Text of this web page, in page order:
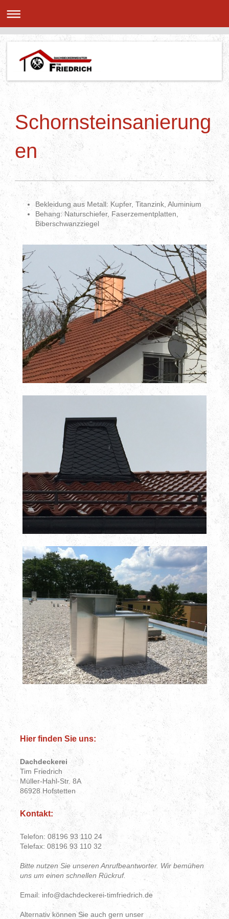
Schornsteinsanierung
en
Bekleidung aus Metall: Kupfer, Titanzink, Aluminium
Behang: Naturschiefer, Faserzementplatten,
Biberschwanzziegel
Hier finden Sie uns:
Dachdeckerei
Tim Friedrich
Müller-Hahl-Str. 8A
86928 Hofstetten
Kontakt:
Telefon: 08196 93 110 24
Telefax: 08196 93 110 32
Bitte nutzen Sie unseren Anrufbeantworter. Wir bemühen
uns um einen schnellen Rückruf.
Email: info@dachdeckerei-timfriedrich.de
Alternativ können Sie auch gern unser